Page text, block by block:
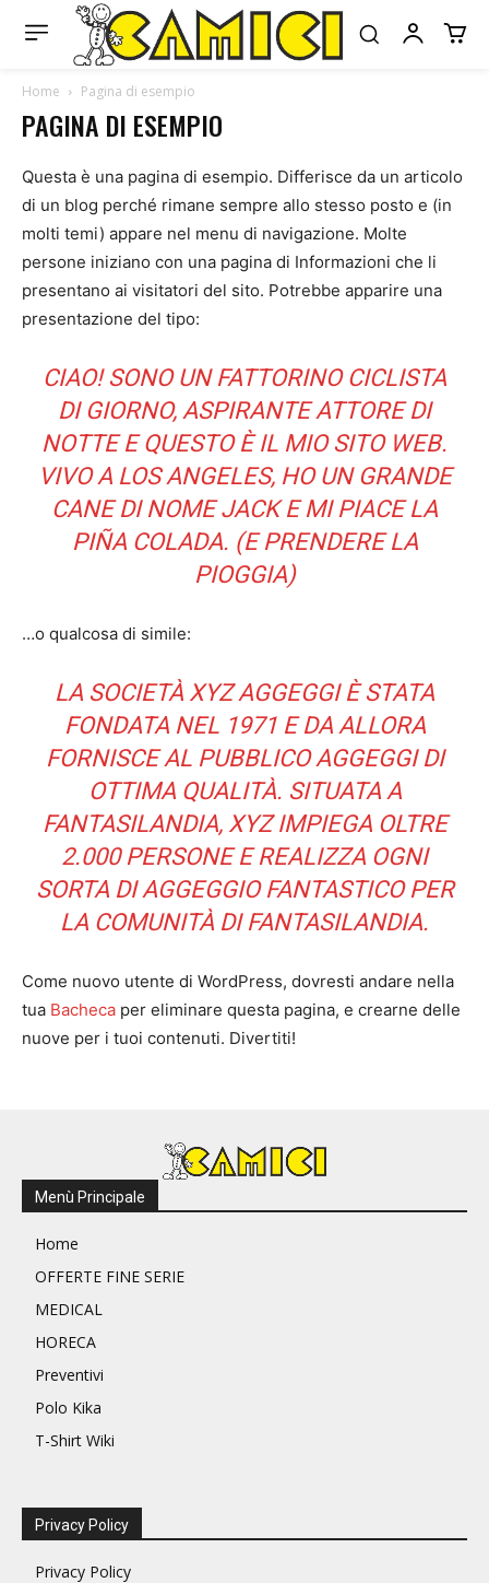
Home Pagina di esempio
PAGINA DI ESEMPIO
Questa è una pagina di esempio. Differisce da un articolo
di un blog perché rimane sempre allo stesso posto e (in
molti temi) appare nel menu di navigazione. Molte
persone iniziano con una pagina di Informazioni che li
presentano ai visitatori del sito. Potrebbe apparire una
presentazione del tipo:
CIAO! SONO UN FATTORINO CICLISTA
DI GIORNO, ASPIRANTE ATTORE DI
NOTTE E QUESTO È IL MIO SITO WEB.
VIVO A LOS ANGELES, HO UN GRANDE
CANE DI NOME JACK E MI PIACE LA
PIÑA COLADA. (E PRENDERE LA
PIOGGIA)
…o qualcosa di simile:
LA SOCIETÀ XYZ AGGEGGI È STATA
FONDATA NEL 1971 E DA ALLORA
FORNISCE AL PUBBLICO AGGEGGI DI
OTTIMA QUALITÀ. SITUATA A
FANTASILANDIA, XYZ IMPIEGA OLTRE
2.000 PERSONE E REALIZZA OGNI
SORTA DI AGGEGGIO FANTASTICO PER
LA COMUNITÀ DI FANTASILANDIA.
Come nuovo utente di WordPress, dovresti andare nella
tua Bacheca per eliminare questa pagina, e crearne delle
nuove per i tuoi contenuti. Divertiti!
Menù Principale
Home
OFFERTE FINE SERIE
MEDICAL
HORECA
Preventivi
Polo Kika
T-Shirt Wiki
Privacy Policy
Privacy Policy